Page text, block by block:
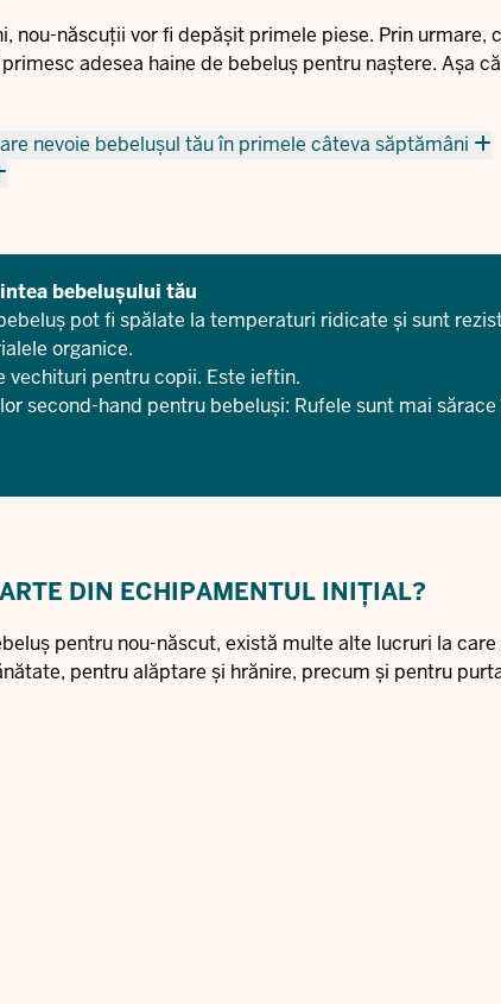
nou-născuții vor fi depășit primele piese. Prin urmare,
adesea haine de bebeluș pentru naștere. Așa
nevoie bebelușul tău în primele câteva săptămâni
bebelușului tău
pot fi spălate la temperaturi ridicate și sunt
organice.
vechituri pentru copii. Este ieftin.
second-hand pentru bebeluși: Rufele sunt mai
DIN ECHIPAMENTUL INIȚIAL?
pentru nou-născut, există multe alte lucruri la
pentru alăptare și hrănire, precum și pentru